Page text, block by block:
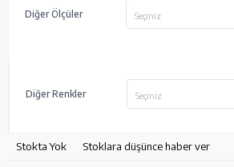
Diğer Ölçüler Seçiniz
Diğer Renkler Seçiniz
Stokta Yok Stoklara düşünce haber ver